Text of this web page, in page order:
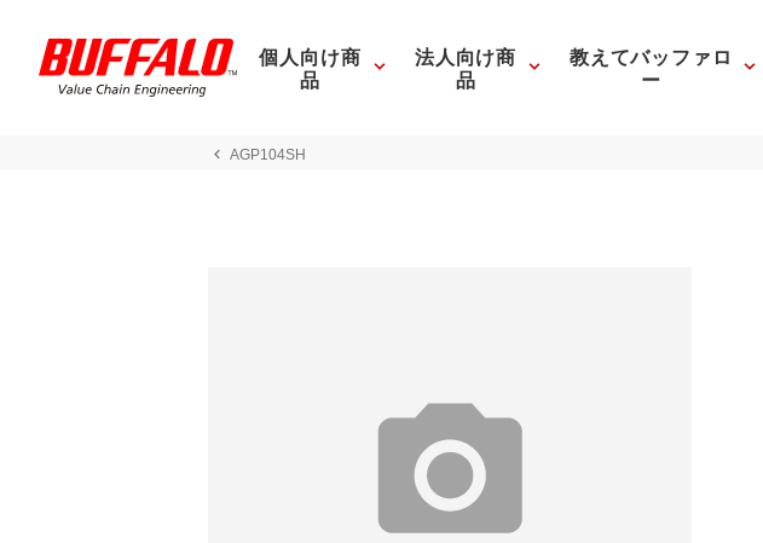
個人向け商
品
法人向け商
品
教えてバッファロ
ー
AGP104SH